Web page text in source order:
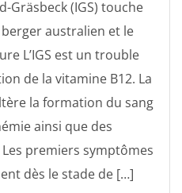
Gräsbeck (IGS) touche
australien et le
L’IGS est un trouble
de la vitamine B12. La
la formation du sang
ainsi que des
premiers symptômes
dès le stade de […]